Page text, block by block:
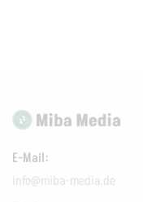
E-Mail:
info@miba-media.de